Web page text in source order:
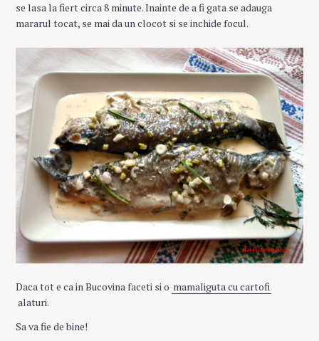
se lasa la fiert circa 8 minute. Inainte de a fi gata se adauga
mararul tocat, se mai da un clocot si se inchide focul.
Daca tot e ca in Bucovina faceti si o mamaliguta cu cartofi
alaturi.
Sa va fie de bine!